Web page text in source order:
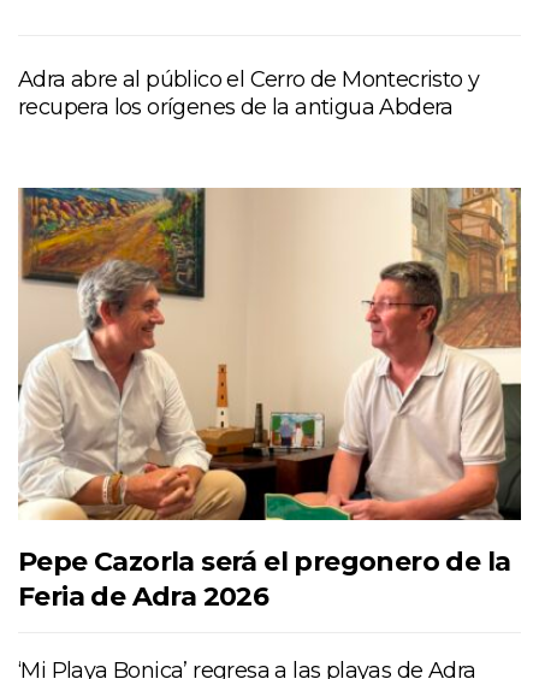
Adra abre al público el Cerro de Montecristo y
recupera los orígenes de la antigua Abdera
Pepe Cazorla será el pregonero de la
Feria de Adra 2026
‘Mi Playa Bonica’ regresa a las playas de Adra